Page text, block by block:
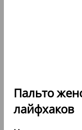
Пальто
лайфхаков